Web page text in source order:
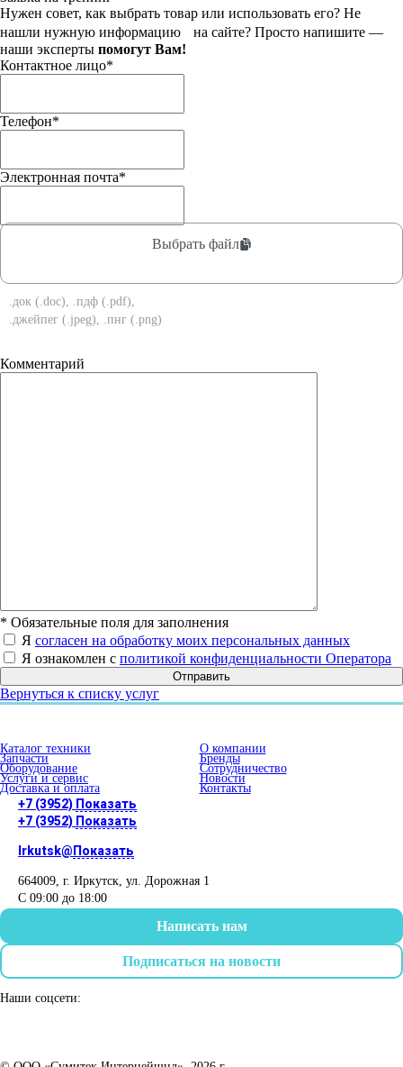
Нужен совет, как выбрать товар или использовать его? Не
нашли нужную информацию на сайте? Просто напишите —
наши эксперты помогут Вам!
Контактное лицо*
Телефон*
Электронная почта*
Выбрать файл
.док (.doc), .пдф (.pdf),
.джейпег (.jpeg), .пнг (.png)
Комментарий
* Обязательные поля для заполнения
Я согласен на обработку моих персональных данных
Я ознакомлен с политикой конфиденциальности Оператора
Отправить
Вернуться к списку услуг
Каталог техники
Запчасти
Оборудование
Услуги и сервис
Доставка и оплата
О компании
Бренды
Сотрудничество
Новости
Контакты
+7 (3952) Показать
+7 (3952) Показать
Irkutsk@Показать
664009 , г. Иркутск ул. Дорожная 1
С 09:00 до 18:00
Написать нам
Подписаться на новости
Наши соцсети: